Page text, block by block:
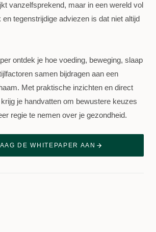
vanzelfsprekend, maar in een wereld vol
tegenstrijdige adviezen is dat niet altijd
ontdek je hoe voeding, beweging, slaap
samen bijdragen aan een
Met praktische inzichten en direct
je handvatten om bewustere keuzes
regie te nemen over je gezondheid.
DE WHITEPAPER AAN